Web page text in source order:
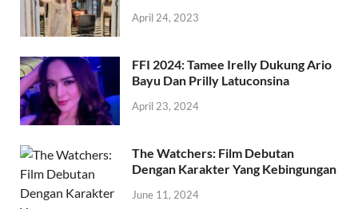
April 24, 2023
FFI 2024: Tamee Irelly Dukung Ario
Bayu Dan Prilly Latuconsina
April 23, 2024
The Watchers: Film Debutan
Dengan Karakter Yang Kebingungan
June 11, 2024